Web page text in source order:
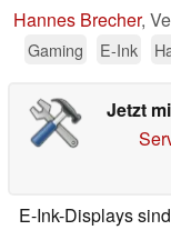
Hannes Brecher,
Gaming E-Ink
Jetzt
E-Ink-Displays